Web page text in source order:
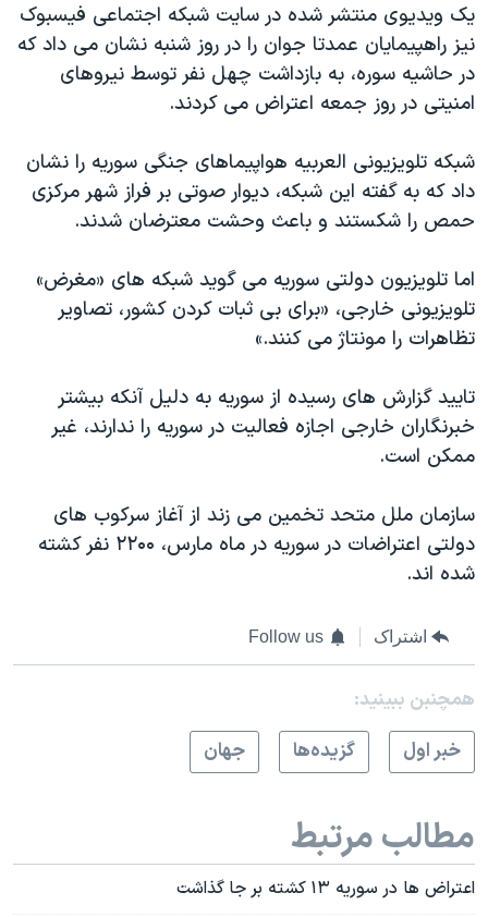
یک ویدیوی منتشر شده در سایت شبکه اجتماعی فیسبوک
نیز راهپیمایان عمدتا جوان را در روز شنبه نشان می داد که
در حاشیه سوره، به بازداشت چهل نفر توسط نیروهای
امنیتی در روز جمعه اعتراض می کردند.
شبکه تلویزیونی العربیه هواپیماهای جنگی سوریه را نشان
داد که به گفته این شبکه، دیوار صوتی بر فراز شهر مرکزی
حمص را شکستند و باعث وحشت معترضان شدند.
اما تلویزیون دولتی سوریه می گوید شبکه های «مغرض»
تلویزیونی خارجی، «برای بی ثبات کردن کشور، تصاویر
تظاهرات را مونتاژ می کنند.»
تایید گزارش های رسیده از سوریه به دلیل آنکه بیشتر
خبرنگاران خارجی اجازه فعالیت در سوریه را ندارند، غیر
ممکن است.
سازمان ملل متحد تخمین می زند از آغاز سرکوب های
دولتی اعتراضات در سوریه در ماه مارس، ۲۲۰۰ نفر کشته
شده اند.
اشتراک Follow us
همچنبن ببینید:
خبر اول
گزيده‌ها جهان
مطالب مرتبط
اعتراض ها در سوریه ۱۳ کشته بر جا گذاشت